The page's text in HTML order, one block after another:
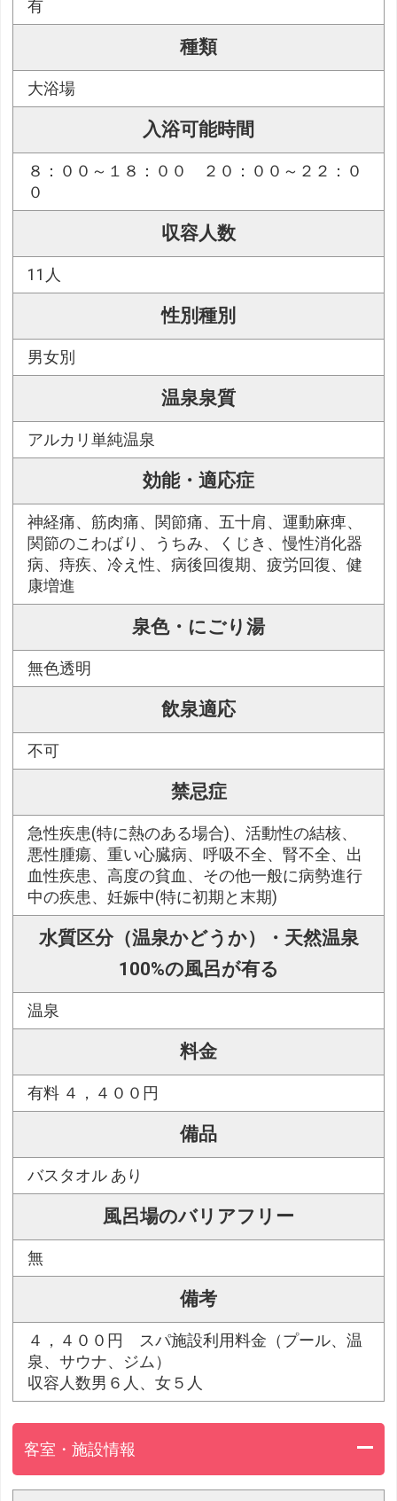
有
種類
大浴場
入浴可能時間
８：００～１８：００ ２０：００～２２：０
０
収容人数
11人
性別種別
男女別
温泉泉質
アルカリ単純温泉
効能・適応症
神経痛、筋肉痛、関節痛、五十肩、運動麻痺、
関節のこわばり、うちみ、くじき、慢性消化器
病、痔疾、冷え性、病後回復期、疲労回復、健
康増進
泉色・にごり湯
無色透明
飲泉適応
不可
禁忌症
急性疾患(特に熱のある場合)、活動性の結核、
悪性腫瘍、重い心臓病、呼吸不全、腎不全、出
血性疾患、高度の貧血、その他一般に病勢進行
中の疾患、妊娠中(特に初期と末期)
水質区分（温泉かどうか）・天然温泉
100%の風呂が有る
温泉
料金
有料 ４，４００円
備品
バスタオル あり
風呂場のバリアフリー
無
備考
４，４００円 スパ施設利用料金（プール、温
泉、サウナ、ジム）
収容人数男６人、女５人
客室・施設情報